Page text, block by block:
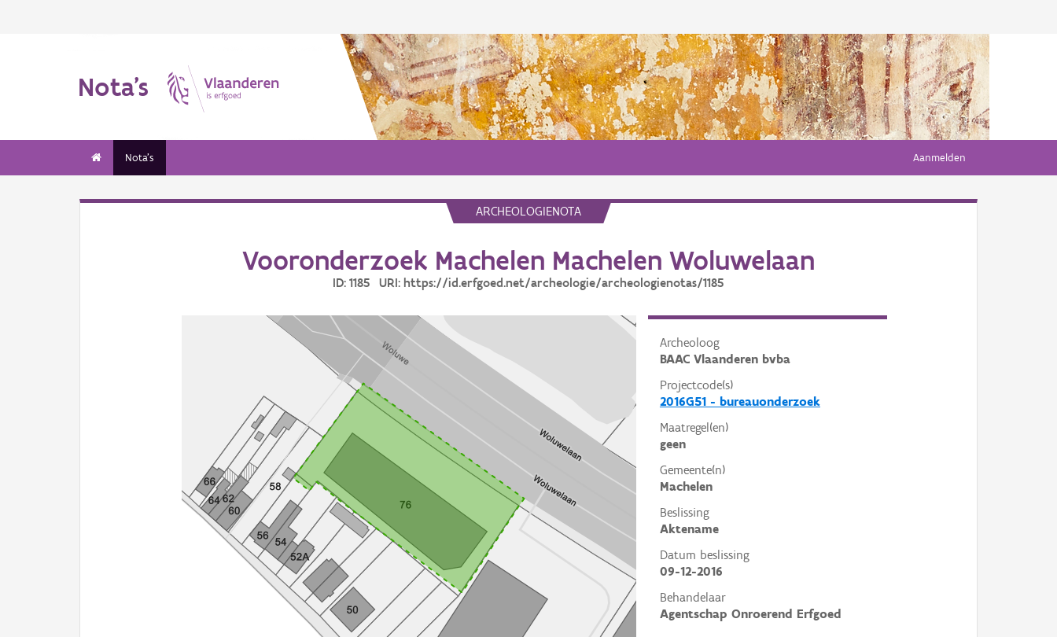
Nota's
Nota's Aanmelden
ARCHEOLOGIENOTA
Vooronderzoek Machelen Machelen Woluwelaan
ID: 1185 URI: https://id.erfgoed.net/archeologie/archeologienotas/1185
Archeoloog
BAAC Vlaanderen bvba
Projectcode(s)
2016G51 - bureauonderzoek
Maatregel(en)
geen
Gemeente(n)
Machelen
Beslissing
Aktename
Datum beslissing
09-12-2016
Behandelaar
Agentschap Onroerend Erfgoed